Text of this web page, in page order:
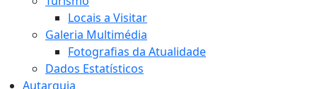
Locais a Visitar
Galeria Multimédia
Fotografias da Atualidade
Dados Estatísticos
Autarquia